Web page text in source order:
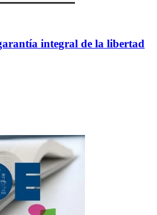
integral de la libertad